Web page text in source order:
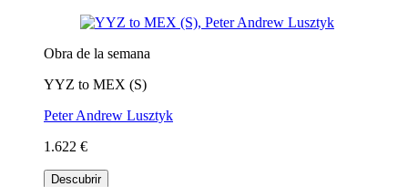
Obra de la semana
YYZ to MEX (S)
Peter Andrew Lusztyk
1.622 €
Descubrir